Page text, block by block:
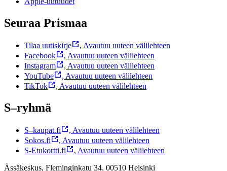
Seuraa Prismaa
Tilaa uutiskirje , Avautuu uuteen välilehteen
Facebook
, Avautuu uuteen välilehteen
Instagram
, Avautuu uuteen välilehteen
YouTube
, Avautuu uuteen välilehteen
TikTok
, Avautuu uuteen välilehteen
S–ryhmä
S–kaupat.fi , Avautuu uuteen välilehteen
Sokos.fi
, Avautuu uuteen välilehteen
S-Etukortti.fi
, Avautuu uuteen välilehteen
Ässäkeskus, Fleminginkatu 34, 00510 Helsinki